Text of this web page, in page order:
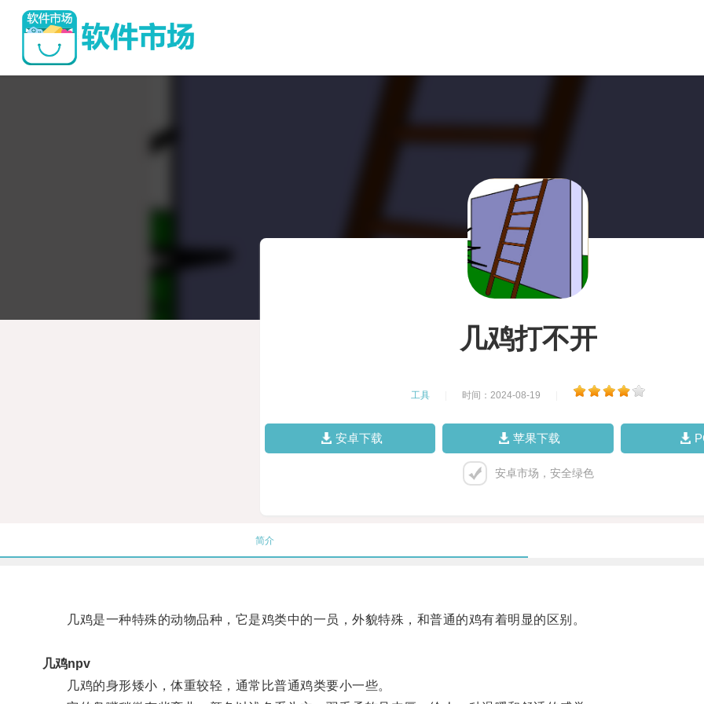
几鸡打不开
工具 时间：2024-08-19
安卓下载 苹果下载
安卓市场，安全绿色
简介
几鸡是一种特殊的动物品种，它是鸡类中的一员，外貌特殊，和普通的鸡有着明显的区别。
几鸡npv
几鸡的身形矮小，体重较轻，通常比普通鸡类要小一些。